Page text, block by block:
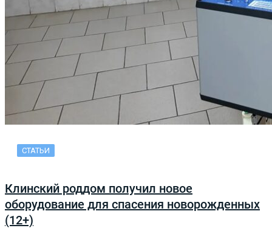
СТАТЬИ
Клинский роддом получил новое
оборудование для спасения новорожденных
(12+)